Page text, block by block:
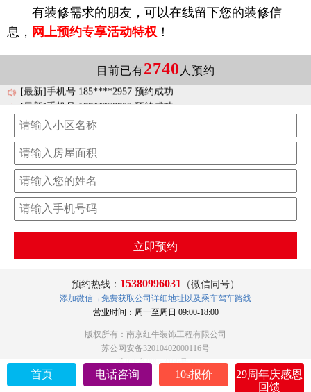
有装修需求的朋友，可以在线留下您的装修信
息， 网上预约专享活动特权 ！
目前已有2740 人预约
[最新]手机号 158****3528 预约成功
[最新]手机号 173****4013 预约成功
[最新]手机号 177****1078 预约成功
[最新]手机号 138****9114 预约成功
[最新]手机号 185****2957 预约成功
[最新]手机号 177****8709 预约成功
[最新]手机号 181****8835 预约成功
[最新]手机号 138****8929 预约成功
[最新]手机号 138****3560 预约成功
立即预约
预约热线： 15380996031 （微信同号）
添加微信→免费获取公司详细地址以及乘车驾车路线
营业时间：周一至周日 09:00-18:00
版权所有：南京红牛装饰工程有限公司
苏公网安备32010402000116号
苏ICP备09033166号-6
首页 电话咨询 10s报价
29周年庆感恩
回馈